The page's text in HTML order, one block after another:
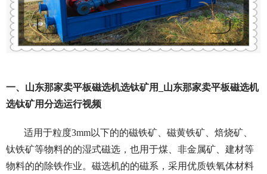
一、山东那家卖平板磁选机选钛矿用_山东那家卖平板磁选机
选钛矿用分选运行视频
适用于粒度3mm以下的的磁铁矿、磁黄铁矿、焙烧矿、
钛铁矿等物料的的湿式磁选，也用于煤、非金属矿、建材等
物料的的除铁作业。磁选机的的磁系，采用优质铁氧体材料